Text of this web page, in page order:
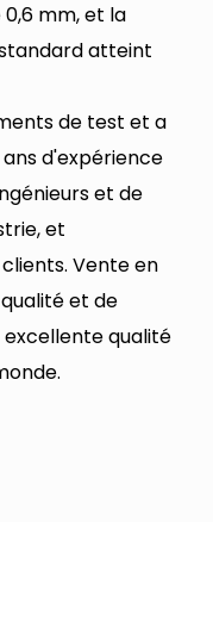
mm, et la
atteint
de test et a
d'expérience
et de
et
Vente en
et de
excellente qualité